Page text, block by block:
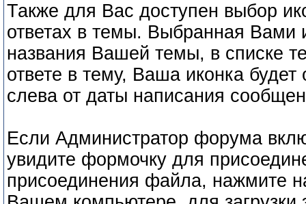
Также для Вас доступен выбор
ответах в темы. Выбранная Вами
названия Вашей темы, в списке
ответе в тему, Ваша иконка
слева от даты написания
Если Администратор форума
увидите формочку для
присоединения файла, нажмите